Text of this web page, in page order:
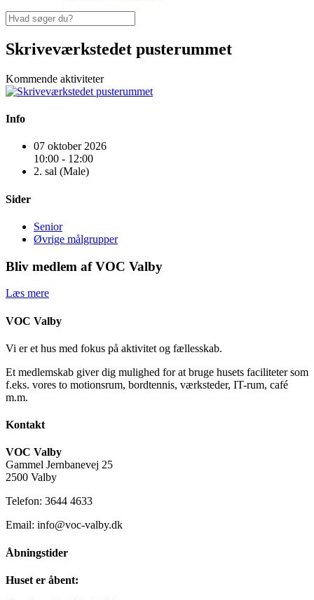
Skriveværkstedet pusterummet
Kommende aktiviteter
Info
07 oktober 2026
10:00 - 12:00
2. sal (Male)
Sider
Senior
Øvrige målgrupper
Bliv medlem af VOC Valby
Læs mere
VOC Valby
Vi er et hus med fokus på aktivitet og fællesskab.
Et medlemskab giver dig mulighed for at bruge husets faciliteter som
f.eks. vores to motionsrum, bordtennis, værksteder, IT-rum, café
m.m.
Kontakt
VOC Valby
Gammel Jernbanevej 25
2500 Valby
Telefon: 3644 4633
Email: info@voc-valby.dk
Åbningstider
Huset er åbent: